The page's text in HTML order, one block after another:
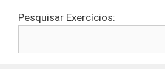
Pesquisar Exercícios: